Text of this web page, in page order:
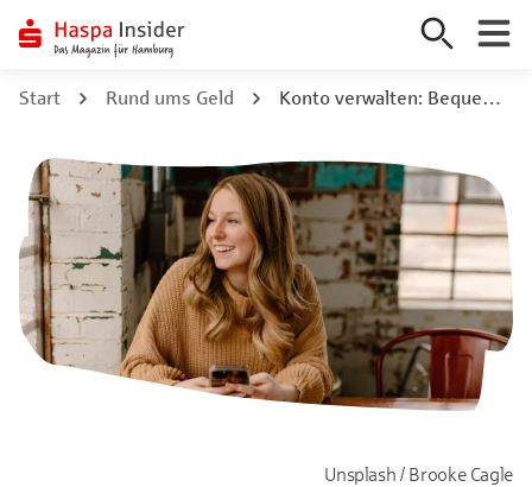
Inhalt
Start Rund ums Geld Konto verwalten: Bequem & sicher per Online-Banking
Unsplash / Brooke Cagle